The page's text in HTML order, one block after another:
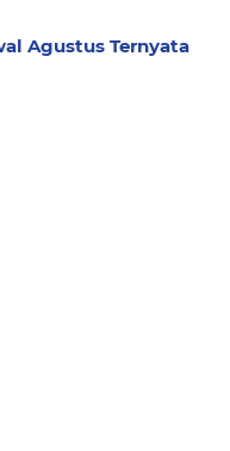
Agustus Ternyata